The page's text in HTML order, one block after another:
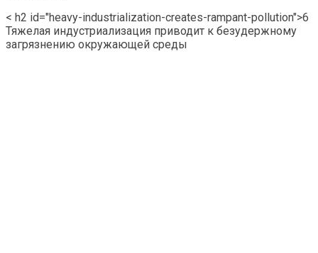
< h2 id="heavy-industrialization-creates-rampant-pollution">6
Тяжелая индустриализация приводит к безудержному
загрязнению окружающей среды